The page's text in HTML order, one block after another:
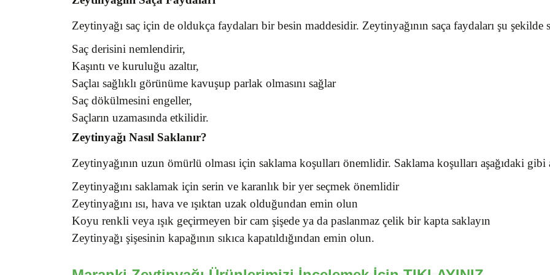
Zeytinyağı saç için de oldukça faydaları bir besin maddesidir. Zeytinyağının saça faydaları şu şekilde
Saç derisini nemlendirir,
Kaşıntı ve kuruluğu azaltır,
Saçlaı sağlıklı görünüme kavuşup parlak olmasını sağlar
Saç dökülmesini engeller,
Saçların uzamasında etkilidir.
Zeytinyağı Nasıl Saklanır?
Zeytinyağının uzun ömürlü olması için saklama koşulları önemlidir. Saklama koşulları aşağıdaki gibi
Zeytinyağını saklamak için serin ve karanlık bir yer seçmek önemlidir
Zeytinyağını ısı, hava ve ışıktan uzak olduğundan emin olun
Koyu renkli veya ışık geçirmeyen bir cam şişede ya da paslanmaz çelik bir kapta saklayın
Zeytinyağı şişesinin kapağının sıkıca kapatıldığından emin olun.